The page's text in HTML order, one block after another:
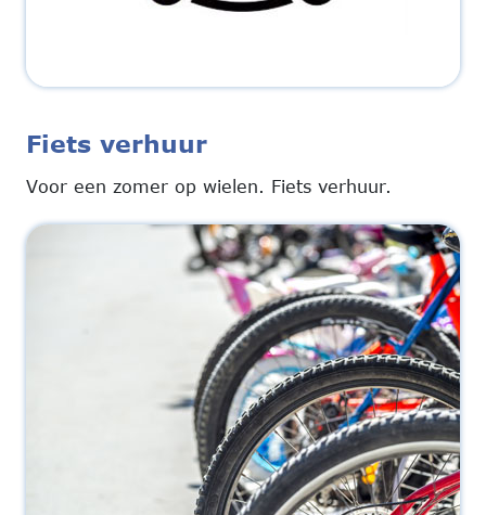
Fiets verhuur
Voor een zomer op wielen. Fiets verhuur.